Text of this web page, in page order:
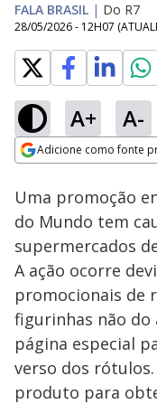
FALA BRASIL | Do R7
28/05/2026 - 12H07
A+ A-
Adicione como fonte
Ativar
Loaded:
44.33%
Uma promoção
do Mundo tem
supermercados
A ação ocorre
promocionais de
figurinhas não do
página especial
verso dos
produto para